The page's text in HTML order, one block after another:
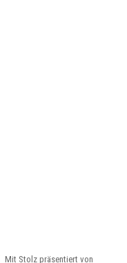
Mit Stolz präsentiert von